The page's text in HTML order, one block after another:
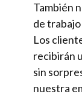
También
de
Los
recibirán
sin
nuestra